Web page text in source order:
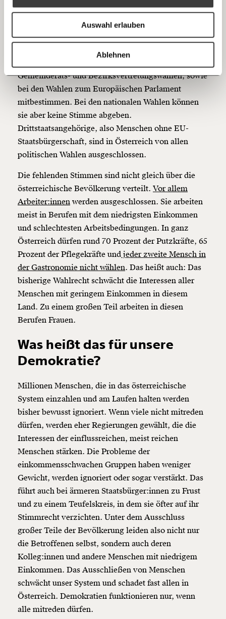
Auswahl erlauben
Ablehnen
Anmelden
Ich spende einmalig
20€ 40€
150€ €
Ich möchte meine Spende verschenken.
Du erhältst eine E-Mail mit deiner
Geschenkurkunde im PDF-Format, welche Du
kannst.
Weiter
1/3
Bluesky
https://www.moment.at/story/wer-darf-waehlen/
wählen?
Keine österreichische Staatsangehörigkeit heißt
auch: keine politische Mitbestimmung. EU-
Gemeinderats- und Bezirksvertretungswahlen, sowie
bei den Wahlen zum Europäischen Parlament
mitbestimmen. Bei den nationalen Wahlen können
sie aber keine Stimme abgeben.
Drittstaatsangehörige, also Menschen ohne EU-
Staatsbürgerschaft, sind in Österreich von allen
politischen Wahlen ausgeschlossen.
Die fehlenden Stimmen sind nicht gleich über die
österreichische Bevölkerung verteilt. Vor allem
Arbeiter:innen werden ausgeschlossen. Sie arbeiten
meist in Berufen mit dem niedrigsten Einkommen
und schlechtesten Arbeitsbedingungen. In ganz
Österreich dürfen rund 70 Prozent der Putzkräfte, 65
Prozent der Pflegekräfte und jeder zweite Mensch in
der Gastronomie nicht wählen. Das heißt auch: Das
bisherige Wahlrecht schwächt die Interessen aller
Menschen mit geringem Einkommen in diesem
Land. Zu einem großen Teil arbeiten in diesen
Berufen Frauen.
Was heißt das für unsere
Demokratie?
Millionen Menschen, die in das österreichische
System einzahlen und am Laufen halten werden
bisher bewusst ignoriert. Wenn viele nicht mitreden
dürfen, werden eher Regierungen gewählt, die die
Interessen der einflussreichen, meist reichen
Menschen stärken. Die Probleme der
einkommensschwachen Gruppen haben weniger
Gewicht, werden ignoriert oder sogar verstärkt. Das
führt auch bei ärmeren Staatsbürger:innen zu Frust
und zu einem Teufelskreis, in dem sie öfter auf ihr
Stimmrecht verzichten. Unter dem Ausschluss
großer Teile der Bevölkerung leiden also nicht nur
die Betroffenen selbst, sondern auch deren
Kolleg:innen und andere Menschen mit niedrigem
Einkommen. Das Ausschließen von Menschen
schwächt unser System und schadet fast allen in
Österreich. Demokratien funktionieren nur, wenn
alle mitreden dürfen.